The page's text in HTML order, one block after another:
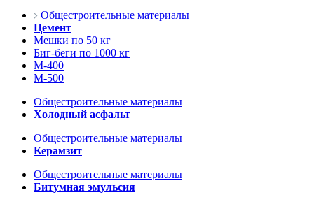
Общестроительные материалы
Цемент
Мешки по 50 кг
Биг-беги по 1000 кг
М-400
М-500
Общестроительные материалы
Холодный асфальт
Общестроительные материалы
Керамзит
Общестроительные материалы
Битумная эмульсия